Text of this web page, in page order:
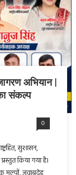
अभियान |
संकल्प
0
सुशासन,
किया गया है।